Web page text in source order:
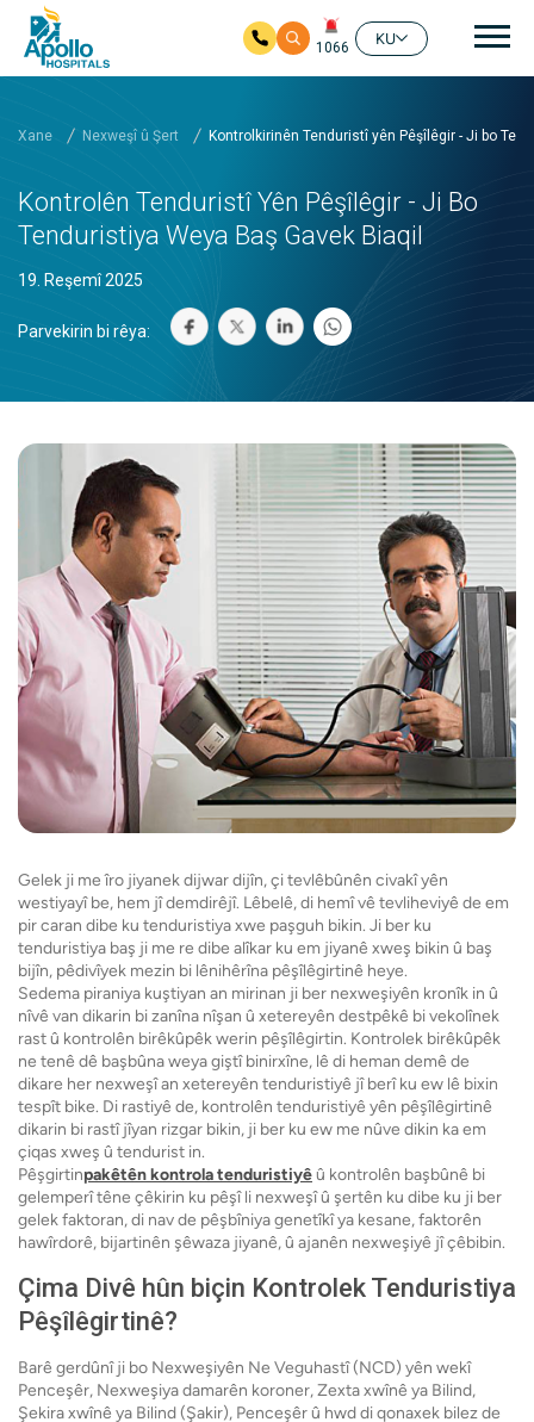
1066
KU
Xane Nexweşî û Şert Kontrolkirinên Tenduristî yên Pêşîlêgir - Ji bo
Kontrolên Tenduristî Yên Pêşîlêgir - Ji Bo
Tenduristiya Weya Baş Gavek Biaqil
19. Reşemî 2025
Parvekirin bi rêya:
Gelek ji me îro jiyanek dijwar dijîn, çi tevlêbûnên civakî yên
westiyayî be, hem jî demdirêjî. Lêbelê, di hemî vê tevliheviyê de em
pir caran dibe ku tenduristiya xwe paşguh bikin. Ji ber ku
tenduristiya baş ji me re dibe alîkar ku em jiyanê xweş bikin û baş
bijîn, pêdivîyek mezin bi lênihêrîna pêşîlêgirtinê heye.
Sedema piraniya kuştiyan an mirinan ji ber nexweşiyên kronîk in û
nîvê van dikarin bi zanîna nîşan û xetereyên destpêkê bi vekolînek
rast û kontrolên birêkûpêk werin pêşîlêgirtin. Kontrolek birêkûpêk
ne tenê dê başbûna weya giştî binirxîne, lê di heman demê de
dikare her nexweşî an xetereyên tenduristiyê jî berî ku ew lê bixin
tespît bike. Di rastiyê de, kontrolên tenduristiyê yên pêşîlêgirtinê
dikarin bi rastî jîyan rizgar bikin, ji ber ku ew me nûve dikin ka em
çiqas xweş û tendurist in.
Pêşgirtinpakêtên kontrola tenduristiyêû kontrolên başbûnê bi
gelemperî têne çêkirin ku pêşî li nexweşî û şertên ku dibe ku ji ber
gelek faktoran, di nav de pêşbîniya genetîkî ya kesane, faktorên
hawîrdorê, bijartinên şêwaza jiyanê, û ajanên nexweşiyê jî çêbibin.
Çima Divê hûn biçin Kontrolek Tenduristiya
Pêşîlêgirtinê?
Barê gerdûnî ji bo Nexweşiyên Ne Veguhastî (NCD) yên wekî
Penceşêr, Nexweşiya damarên koroner, Zexta xwînê ya Bilind,
Şekira xwînê ya Bilind (Şakir), Penceşêr û hwd di qonaxek bilez de